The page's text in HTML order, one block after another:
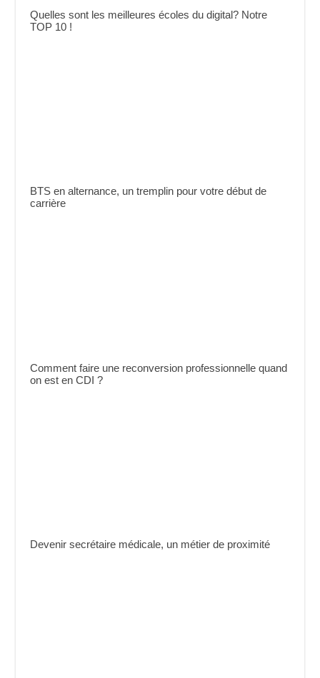
Quelles sont les meilleures écoles du digital? Notre
TOP 10 !
BTS en alternance, un tremplin pour votre début de
carrière
Comment faire une reconversion professionnelle quand
on est en CDI ?
Devenir secrétaire médicale, un métier de proximité